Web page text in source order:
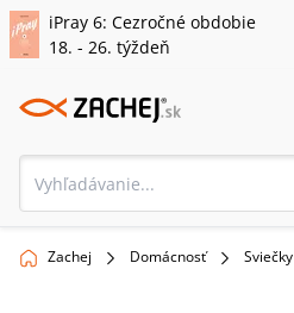
iPray 6: Cezročné obdobie
18. - 26. týždeň
Zachej Domácnosť Sviečky